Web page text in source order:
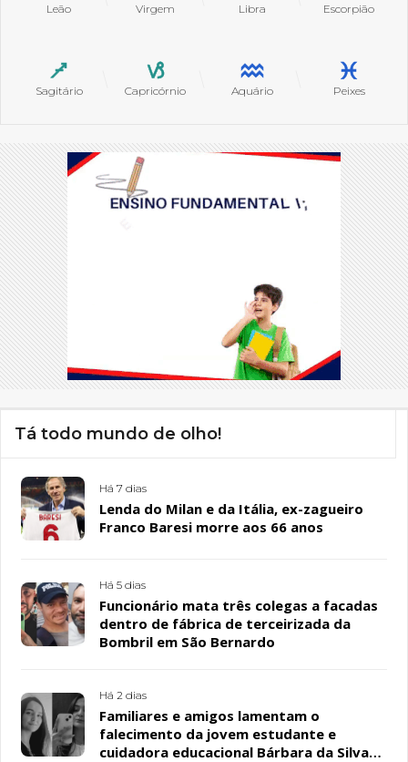
Leão Virgem Libra Escorpião
Sagitário Capricórnio Aquário Peixes
Tá todo mundo de olho!
Há 7 dias
Lenda do Milan e da Itália, ex-zagueiro
Franco Baresi morre aos 66 anos
Há 5 dias
Funcionário mata três colegas a facadas
dentro de fábrica de terceirizada da
Bombril em São Bernardo
Há 2 dias
Familiares e amigos lamentam o
falecimento da jovem estudante e
cuidadora educacional Bárbara da Silva